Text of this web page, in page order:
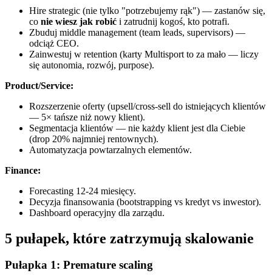
Hire strategic (nie tylko "potrzebujemy rąk") — zastanów się,
co nie wiesz jak robić i zatrudnij kogoś, kto potrafi.
Zbuduj middle management (team leads, supervisors) —
odciąż CEO.
Zainwestuj w retention (karty Multisport to za mało — liczy
się autonomia, rozwój, purpose).
Product/Service:
Rozszerzenie oferty (upsell/cross-sell do istniejących klientów
— 5× tańsze niż nowy klient).
Segmentacja klientów — nie każdy klient jest dla Ciebie
(drop 20% najmniej rentownych).
Automatyzacja powtarzalnych elementów.
Finance:
Forecasting 12-24 miesięcy.
Decyzja finansowania (bootstrapping vs kredyt vs inwestor).
Dashboard operacyjny dla zarządu.
5 pułapek, które zatrzymują skalowanie
Pułapka 1: Premature scaling